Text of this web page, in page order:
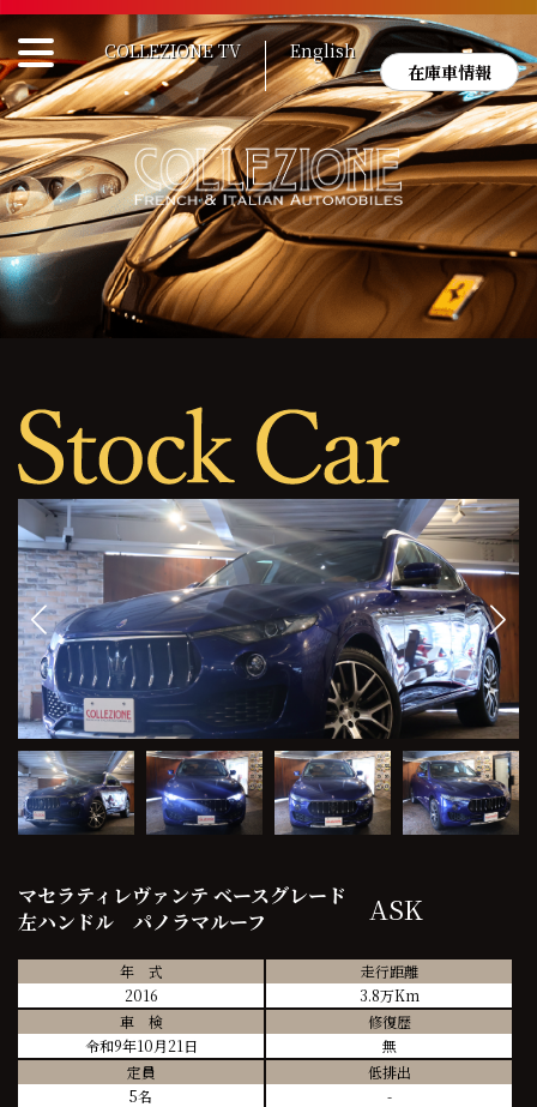
Skip
to
content
COLLEZIONE TV
English
在庫車情報
マセラティレヴァンテ ベースグレード
左ハンドル パノラマルーフ
ASK
年 式
2016
走行距離
3.8万Km
車 検
令和9年10月21日
修復歴
無
定員
5名
低排出
-